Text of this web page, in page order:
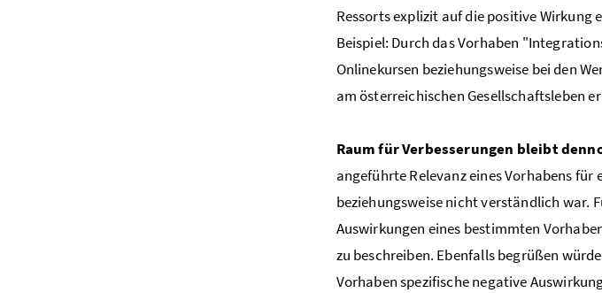
Ressorts explizit auf die positive Wirkung
Beispiel: Durch das Vorhaben
Onlinekursen beziehungsweise bei den
am österreichischen Gesellschaftsleben
Raum für Verbesserungen bleibt
angeführte Relevanz eines Vorhabens
beziehungsweise nicht verständlich war.
Auswirkungen eines bestimmten
zu beschreiben. Ebenfalls begrüßen
Vorhaben spezifische negative